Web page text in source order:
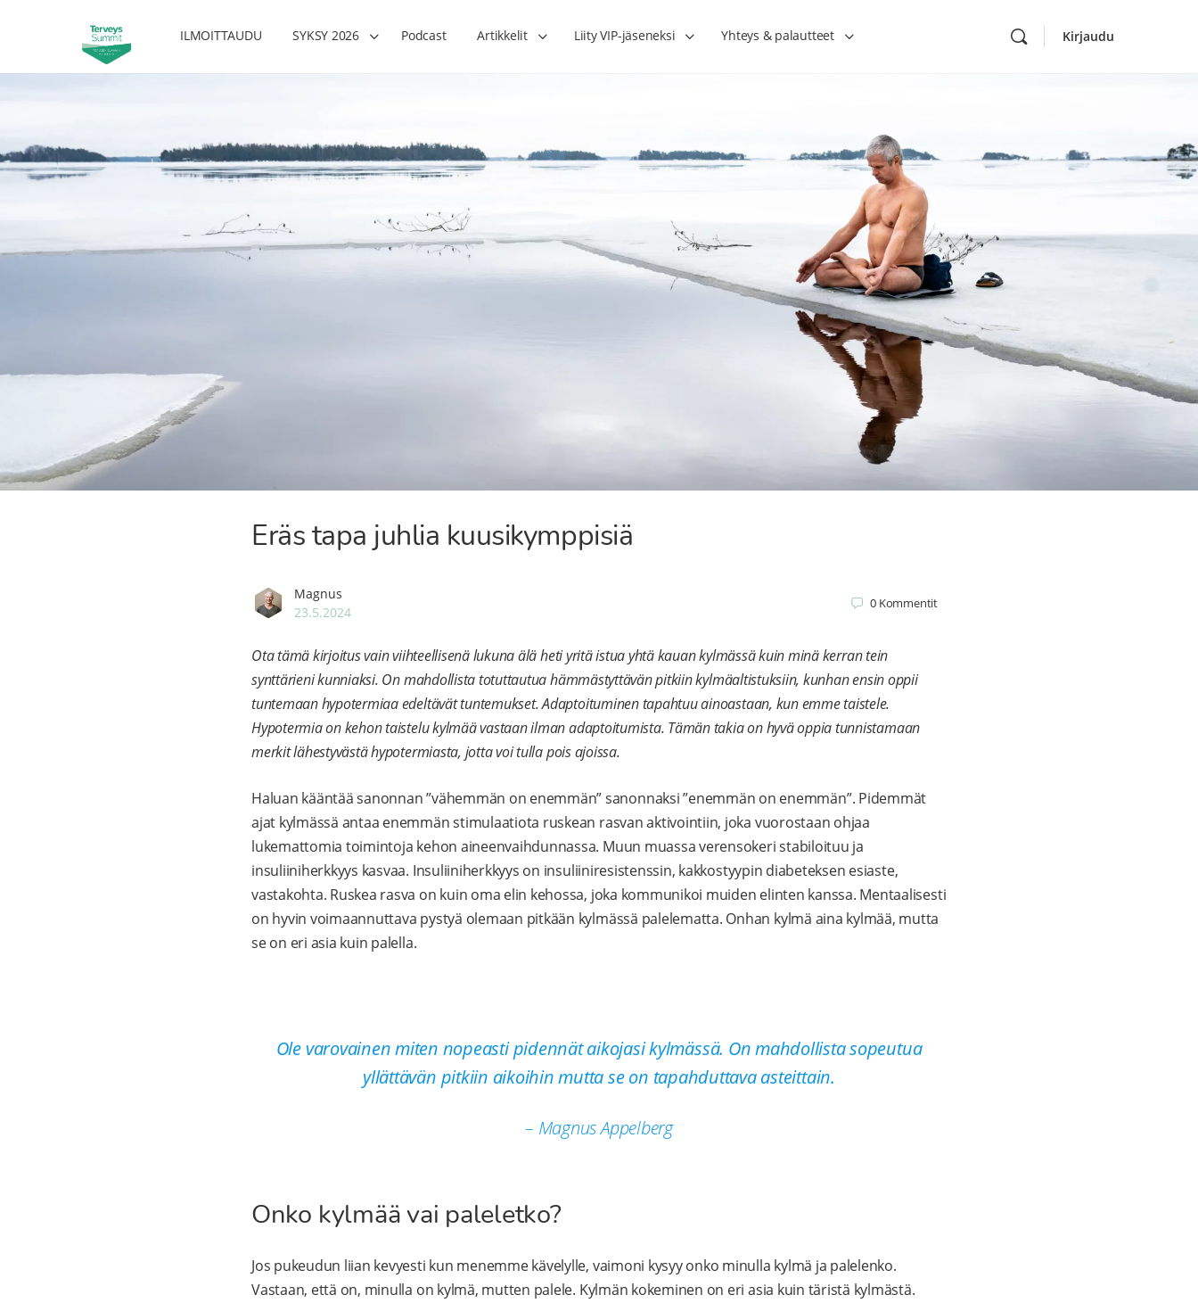
ILMOITTAUDU SYKSY 2026 Podcast Artikkelit Liity VIP-jäseneksi Yhteys & palautteet Kirjaudu
Eräs tapa juhlia kuusikymppisiä
Magnus
23.5.2024
0 Kommentit
Ota tämä kirjoitus vain viihteellisenä lukuna älä heti yritä istua yhtä kauan kylmässä kuin minä kerran tein
synttärieni kunniaksi. On mahdollista totuttautua hämmästyttävän pitkiin kylmäaltistuksiin, kunhan ensin oppii
tuntemaan hypotermiaa edeltävät tuntemukset. Adaptoituminen tapahtuu ainoastaan, kun emme taistele.
Hypotermia on kehon taistelu kylmää vastaan ilman adaptoitumista. Tämän takia on hyvä oppia tunnistamaan
merkit lähestyvästä hypotermiasta, jotta voi tulla pois ajoissa.
Haluan kääntää sanonnan ”vähemmän on enemmän” sanonnaksi ”enemmän on enemmän”. Pidemmät
ajat kylmässä antaa enemmän stimulaatiota ruskean rasvan aktivointiin, joka vuorostaan ohjaa
lukemattomia toimintoja kehon aineenvaihdunnassa. Muun muassa verensokeri stabiloituu ja
insuliiniherkkyys kasvaa. Insuliiniherkkyys on insuliiniresistenssin, kakkostyypin diabeteksen esiaste,
vastakohta. Ruskea rasva on kuin oma elin kehossa, joka kommunikoi muiden elinten kanssa. Mentaalisesti
on hyvin voimaannuttava pystyä olemaan pitkään kylmässä palelematta. Onhan kylmä aina kylmää, mutta
se on eri asia kuin palella.
Ole varovainen miten nopeasti pidennät aikojasi kylmässä. On mahdollista sopeutua
yllättävän pitkiin aikoihin mutta se on tapahduttava asteittain.
– Magnus Appelberg
Onko kylmää vai paleletko?
Jos pukeudun liian kevyesti kun menemme kävelylle, vaimoni kysyy onko minulla kylmä ja palelenko.
Vastaan, että on, minulla on kylmä, mutten palele. Kylmän kokeminen on eri asia kuin täristä kylmästä.